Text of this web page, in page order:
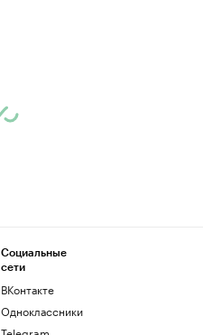
Социальные
сети
ВКонтакте
Одноклассники